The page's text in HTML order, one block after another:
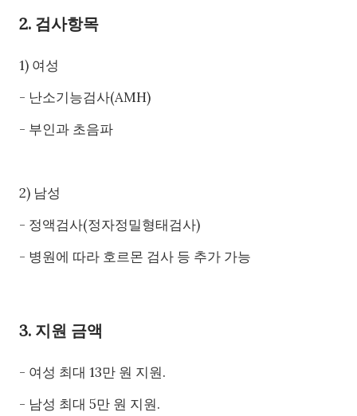
2. 검사항목
1) 여성
- 난소기능검사(AMH)
- 부인과 초음파
2) 남성
- 정액검사(정자정밀형태검사)
- 병원에 따라 호르몬 검사 등 추가 가능
3. 지원 금액
- 여성 최대 13만 원 지원.
- 남성 최대 5만 원 지원.